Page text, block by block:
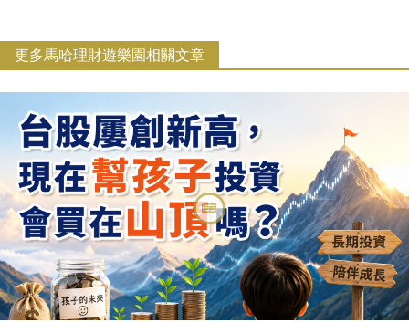
更多馬哈理財遊樂園相關文章